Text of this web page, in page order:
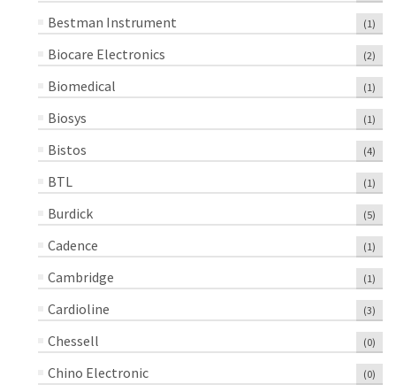
Bestman Instrument (1)
Biocare Electronics (2)
Biomedical (1)
Biosys (1)
Bistos (4)
BTL (1)
Burdick (5)
Cadence (1)
Cambridge (1)
Cardioline (3)
Chessell (0)
Chino Electronic (0)